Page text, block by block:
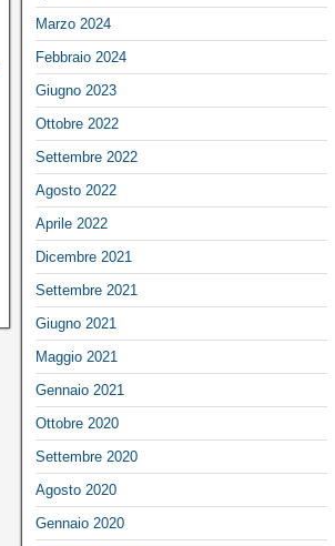
Marzo 2024
Febbraio 2024
Giugno 2023
Ottobre 2022
Settembre 2022
Agosto 2022
Aprile 2022
Dicembre 2021
Settembre 2021
Giugno 2021
Maggio 2021
Gennaio 2021
Ottobre 2020
Settembre 2020
Agosto 2020
Gennaio 2020